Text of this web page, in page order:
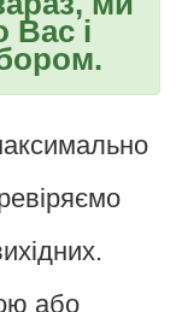
Вас і
або